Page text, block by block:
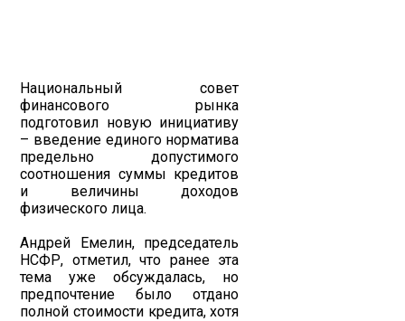
Национальный совет
финансового рынка
подготовил новую инициативу
– введение единого норматива
предельно допустимого
соотношения суммы кредитов
и величины доходов
физического лица.
Андрей Емелин, председатель
НСФР, отметил, что ранее эта
тема уже обсуждалась, но
предпочтение было отдано
полной стоимости кредита, хотя